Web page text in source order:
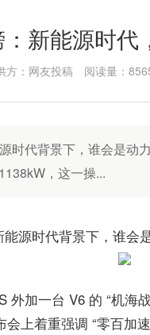
新能源时代
方：网友投稿 阅读量：
时代背景下，谁会是动
，这一操...
源时代背景下，谁会
外加一台 V6 的 “机海
上着重强调 “零百加